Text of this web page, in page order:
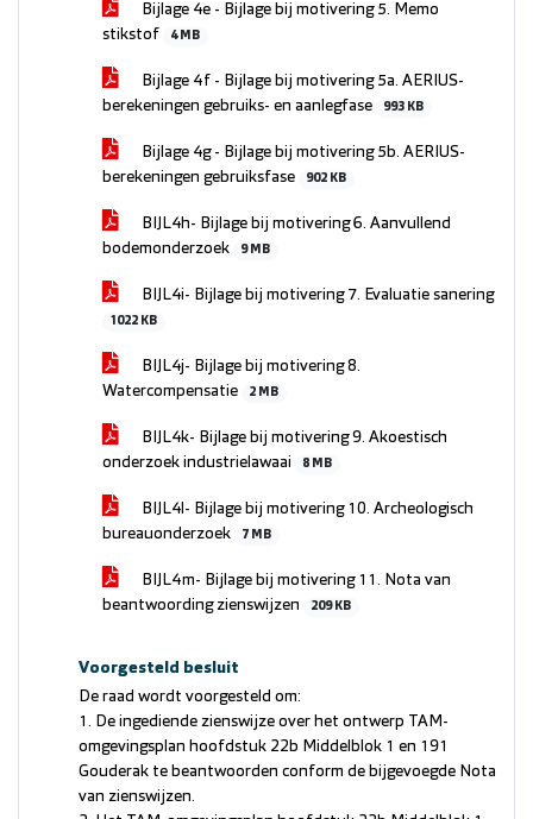
Bijlage 4e - Bijlage bij motivering 5. Memo
stikstof
4 MB
Bijlage 4f - Bijlage bij motivering 5a. AERIUS-
berekeningen gebruiks- en aanlegfase
993 KB
Bijlage 4g - Bijlage bij motivering 5b. AERIUS-
berekeningen gebruiksfase
902 KB
BIJL4h- Bijlage bij motivering 6. Aanvullend
bodemonderzoek
9 MB
BIJL4i- Bijlage bij motivering 7. Evaluatie sanering
1022 KB
BIJL4j- Bijlage bij motivering 8.
Watercompensatie
2 MB
BIJL4k- Bijlage bij motivering 9. Akoestisch
onderzoek industrielawaai
8 MB
BIJL4l- Bijlage bij motivering 10. Archeologisch
bureauonderzoek
7 MB
BIJL4m- Bijlage bij motivering 11. Nota van
beantwoording zienswijzen
209 KB
Voorgesteld besluit
De raad wordt voorgesteld om:
1. De ingediende zienswijze over het ontwerp TAM-
omgevingsplan hoofdstuk 22b Middelblok 1 en 191
Gouderak te beantwoorden conform de bijgevoegde Nota
van zienswijzen.